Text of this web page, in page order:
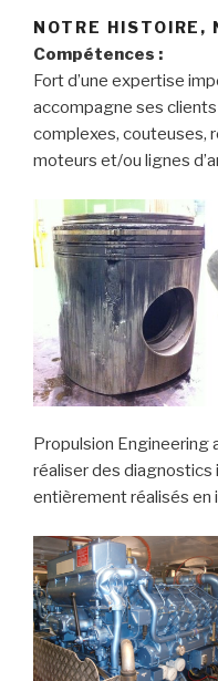
NOTRE HISTOIRE,
Compétences :
Fort d’une expertise
accompagne ses
complexes, couteuses,
moteurs et/ou lignes
Propulsion Engineering
réaliser des diagnostics
entièrement réalisés en